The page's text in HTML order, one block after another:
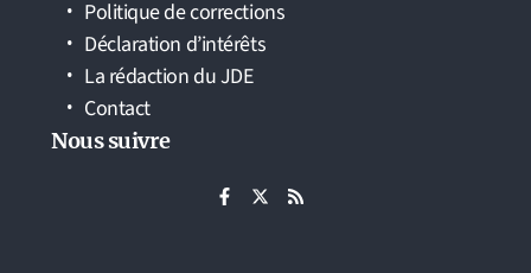
Politique de corrections
Déclaration d’intérêts
La rédaction du JDE
Contact
Nous suivre